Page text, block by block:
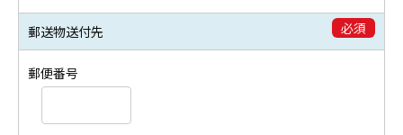
郵送物送付先 必須
郵便番号